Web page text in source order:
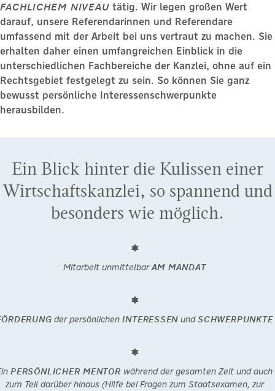
FACHLICHEM NIVEAUtätig. Wir legen großen Wert
darauf, unsere Referendarinnen und Referendare
umfassend mit der Arbeit bei uns vertraut zu machen. Sie
erhalten daher einen umfangreichen Einblick in die
unterschiedlichen Fachbereiche der Kanzlei, ohne auf ein
Rechtsgebiet festgelegt zu sein. So können Sie ganz
bewusst persönliche Interessenschwerpunkte
herausbilden.
Ein Blick hinter die Kulissen einer
Wirtschaftskanzlei, so spannend und
besonders wie möglich.
Mitarbeit unmittelbarAM MANDAT
der persönlichenINTERESSEN undSCHWERPUNKTE
PERSÖNLICHER MENTOR während der gesamten Zeit und auch
zum Teil darüber hinaus (Hilfe bei Fragen zum Staatsexamen, zur